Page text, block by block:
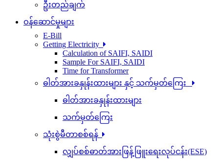
ဦးတည်ချက်
ဝန်ဆောင်မှုများ
E-Bill
Getting Electricity
Calculation of SAIFI, SAIDI
Sample For SAIFI, SAIDI
Time for Transformer
ဓါတ်အားခနှုန်းထားများ နှင့် သက်မှတ်ကြေး
ဓါတ်အားခနှုန်းထားများ
သက်မှတ်ကြေး
သုံးစွဲမီတာစစ်ရန်
လျှပ်စစ်ဓာတ်အားဖြန့်ဖြူးရေးလုပ်ငန်း(ESE)